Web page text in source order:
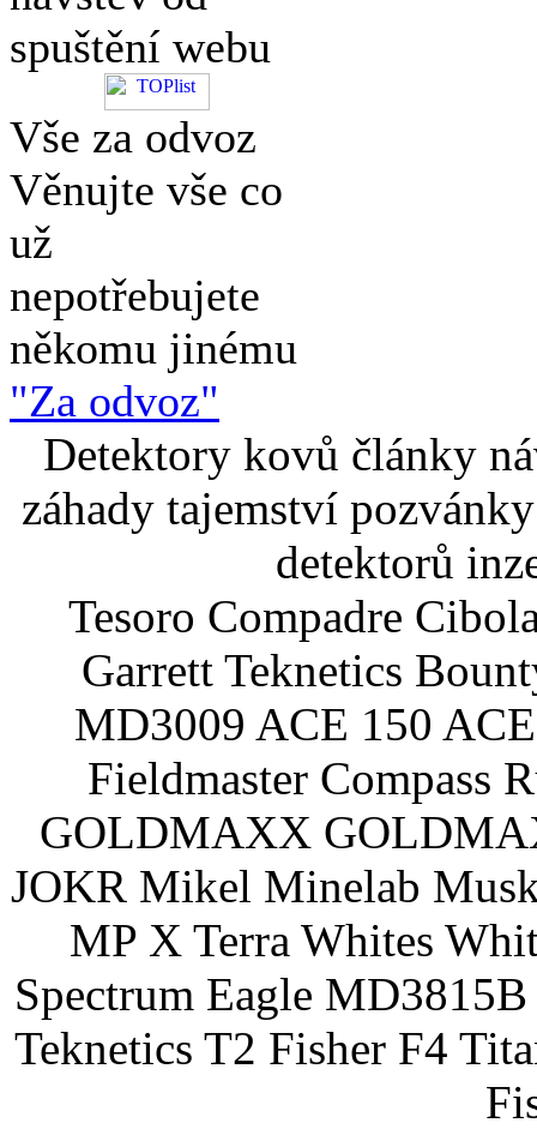
spuštění webu
Vše za odvoz
Věnujte vše co
už
nepotřebujete
někomu jinému
"Za odvoz"
Detektory kovů články
záhady tajemství
detektorů
Tesoro Compadre
Garrett Teknetics
MD3009 ACE 150
Fieldmaster Compass
GOLDMAXX
JOKR Mikel Minelab
MP X Terra Whites
Spectrum Eagle
Teknetics T2 Fisher F4